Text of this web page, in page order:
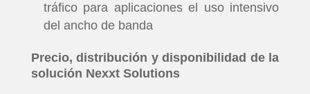
tráfico para aplicaciones el uso intensivo
del ancho de banda
Precio, distribución y disponibilidad de la
solución Nexxt Solutions